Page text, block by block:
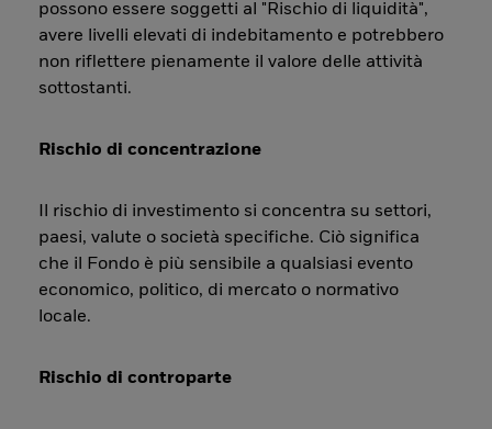
possono essere soggetti al "Rischio di liquidità",
avere livelli elevati di indebitamento e potrebbero
non riflettere pienamente il valore delle attività
sottostanti.
Rischio di concentrazione
Il rischio di investimento si concentra su settori,
paesi, valute o società specifiche. Ciò significa
che il Fondo è più sensibile a qualsiasi evento
economico, politico, di mercato o normativo
locale.
Rischio di controparte